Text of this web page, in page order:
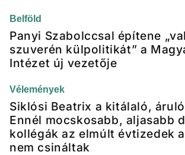
Belföld
Panyi Szabolccsal építene
szuverén külpolitikát” a
Intézet új vezetője
Vélemények
Siklósi Beatrix a kitálaló,
Ennél mocskosabb, aljasabb
kollégák az elmúlt évtizedek
nem csináltak